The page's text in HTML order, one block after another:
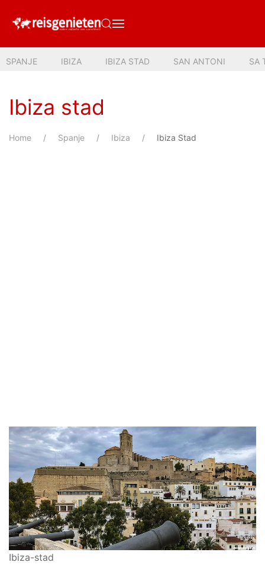
SPANJE IBIZA IBIZA STAD SAN ANTONI SA
Ibiza stad
Home Spanje Ibiza Ibiza Stad
Ibiza-stad